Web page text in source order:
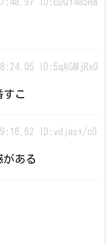
ID:5qAGMjRx0
すこ
ID:vdjas+/c0
がある